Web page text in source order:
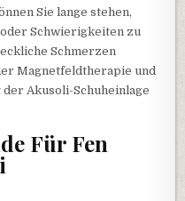
Sie lange stehen,
Schwierigkeiten zu
Schmerzen
Magnetfeldtherapie und
der Akusoli-Schuheinlage
Für Fen